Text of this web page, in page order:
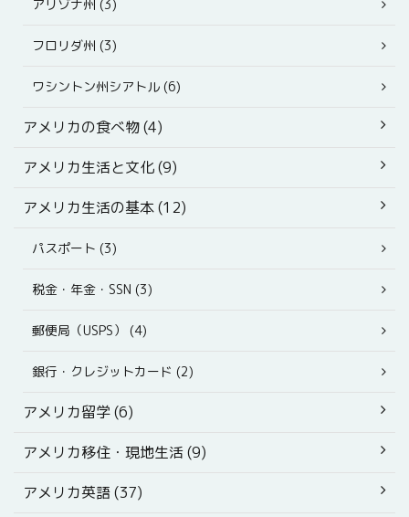
アリゾナ州 (3)
フロリダ州 (3)
ワシントン州シアトル (6)
アメリカの食べ物 (4)
アメリカ生活と文化 (9)
アメリカ生活の基本 (12)
パスポート (3)
税金・年金・SSN (3)
郵便局（USPS） (4)
銀行・クレジットカード (2)
アメリカ留学 (6)
アメリカ移住・現地生活 (9)
アメリカ英語 (37)